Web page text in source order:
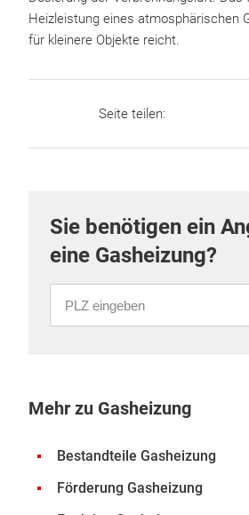
Heizleistung eines atmosphärischen
für kleinere Objekte reicht.
Seite teilen:
Sie benötigen ein
eine Gasheizung?
Mehr zu Gasheizung
Bestandteile Gasheizung
Förderung Gasheizung